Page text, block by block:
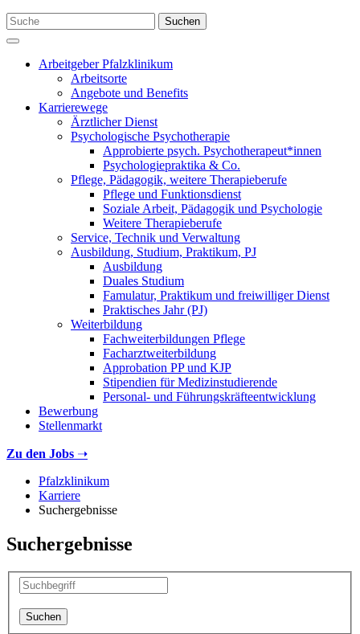
Suchen
Arbeitgeber Pfalzklinikum
Arbeitsorte
Angebote und Benefits
Karrierewege
Ärztlicher Dienst
Psychologische Psychotherapie
Approbierte psych. Psychotherapeut*innen
Psychologiepraktika & Co.
Pflege, Pädagogik, weitere Therapieberufe
Pflege und Funktionsdienst
Soziale Arbeit, Pädagogik und Psychologie
Weitere Therapieberufe
Service, Technik und Verwaltung
Ausbildung, Studium, Praktikum, PJ
Ausbildung
Duales Studium
Famulatur, Praktikum und freiwilliger Dienst
Praktisches Jahr (PJ)
Weiterbildung
Fachweiterbildungen Pflege
Facharztweiterbildung
Approbation PP und KJP
Stipendien für Medizinstudierende
Personal- und Führungskräfteentwicklung
Bewerbung
Stellenmarkt
Zu den Jobs ➝
Pfalzklinikum
Karriere
Suchergebnisse
Suchergebnisse